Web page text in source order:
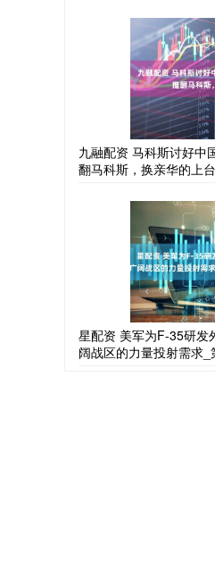
九融配资 马科斯讨好中
翻马科斯，换亲华的上
星配资 美军为F-35研发
阔战区的力量投射需求